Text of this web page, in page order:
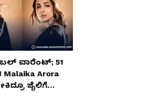
ವಾರೆಂಟ್; 51
Arora
ಜೈಲಿಗೆ